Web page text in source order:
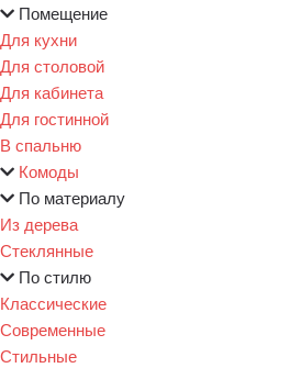
Помещение
Для кухни
Для столовой
Для кабинета
Для гостинной
В спальню
Комоды
По материалу
Из дерева
Стеклянные
По стилю
Классические
Современные
Стильные